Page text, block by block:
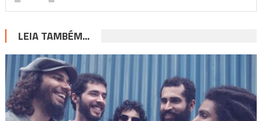
LEIA TAMBÉM...